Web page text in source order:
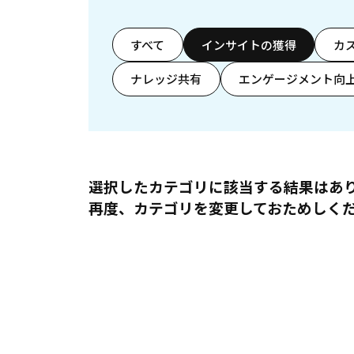
すべて インサイトの獲得 カ
ナレッジ共有 エンゲージメント向
選択したカテゴリに該当する結果はあ
再度、カテゴリを変更しておためしく